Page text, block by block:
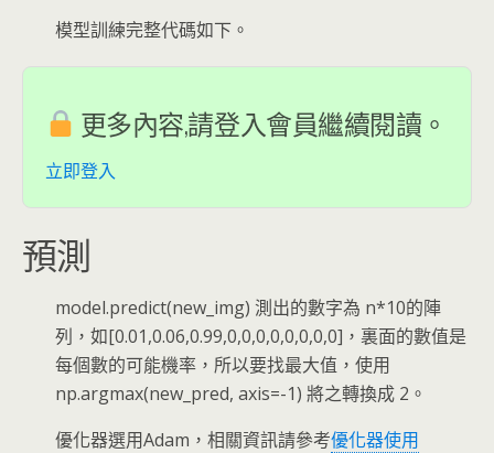
模型訓練完整代碼如下。
更多內容,請登入會員繼續閱讀。
立即登入
預測
model.predict(new_img) 測出的數字為 n*10的陣
列，如[0.01,0.06,0.99,0,0,0,0,0,0,0,0]，裏面的數值是
每個數的可能機率，所以要找最大值，使用
np.argmax(new_pred, axis=-1) 將之轉換成 2。
優化器選用Adam，相關資訊請參考優化器使用